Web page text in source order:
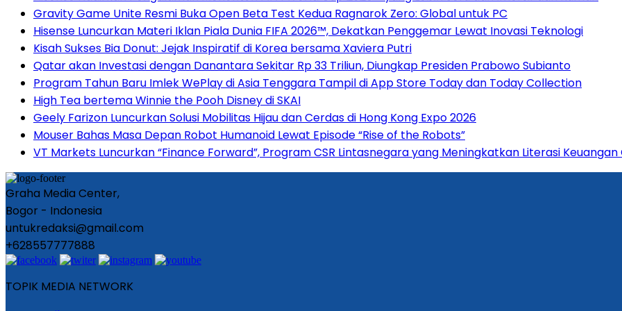
Gravity Game Unite Resmi Buka Open Beta Test Kedua Ragnarok Zero: Global untuk PC
Hisense Luncurkan Materi Iklan Piala Dunia FIFA 2026™, Dekatkan Penggemar Lewat Inovasi Teknologi
Kisah Sukses Bia Donut: Jejak Inspiratif di Korea bersama Xaviera Putri
Qatar akan Investasi dengan Danantara Sekitar Rp 33 Triliun, Diungkap Presiden Prabowo Subianto
Program Tahun Baru Imlek WePlay di Asia Tenggara Tampil di App Store Today dan Today Collection
High Tea bertema Winnie the Pooh Disney di SKAI
Geely Farizon Luncurkan Solusi Mobilitas Hijau dan Cerdas di Hong Kong Expo 2026
Mouser Bahas Masa Depan Robot Humanoid Lewat Episode “Rise of the Robots”
VT Markets Luncurkan “Finance Forward”, Program CSR Lintasnegara yang Meningkatkan Literasi
Graha Media Center,
Bogor - Indonesia
untukredaksi@gmail.com
+628557777888
TOPIK MEDIA NETWORK